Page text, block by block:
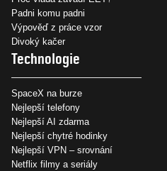
Padni komu padni
Výpověď z práce vzor
Divoký kačer
Technologie
SpaceX na burze
Nejlepší telefony
Nejlepší AI zdarma
Nejlepší chytré hodinky
Nejlepší VPN – srovnání
Netflix filmy a seriály